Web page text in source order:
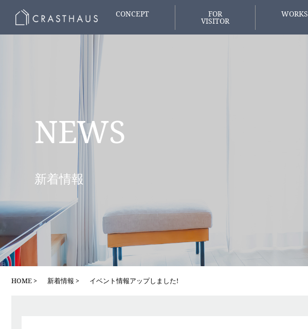
CONCEPT
FOR
VISITOR
はじめての方へ
WORKS
NEWS
新着情報
HOME 新着情報 イベント情報アップしました!